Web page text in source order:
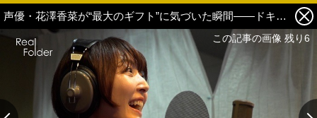
声優・花澤香菜が“最大のギフト”に気づいた瞬間――ドキュメンタリー番組『Real Folder』【ネタバレレポート】 6枚目の写真・画像
この記事の画像 残り6